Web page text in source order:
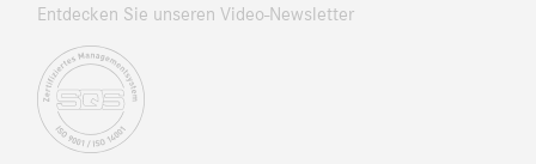
Entdecken Sie unseren Video-Newsletter